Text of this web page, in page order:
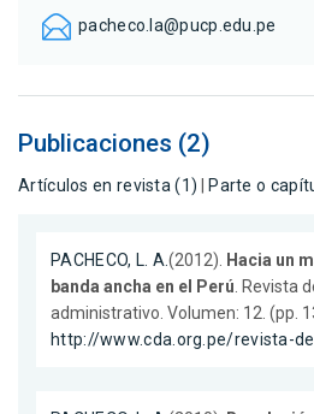
pacheco.la@pucp.edu.pe
Publicaciones (2)
Artículos en revista (1) Parte o
PACHECO, L. A.(2012).
Hacia un
banda ancha en el Perú . Revista
administrativo. Volumen: 12. (pp.
http://www.cda.org.pe/revista-